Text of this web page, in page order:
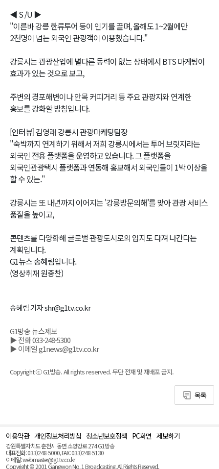
◀ S /U ▶
"이른바 강릉 한류투어 등이 인기를 끌며, 올해도 1~2월에만
2천명이 넘는 외국인 관광객이 이용했습니다."
강릉시는 관광산업에 별다른 동력이 없는 상태에서 BTS 마케팅이
효과가 있는 것으로 보고,
주변의 경포해변이나 안목 커피거리 등 주요 관광지와 연계한
홍보를 강화할 방침입니다.
[인터뷰] 김영래 강릉시 관광마케팅팀장
"숙박까지 연계하기 위해서 저희 강릉시에서는 투어 브릿지라는
외국인 전용 플랫폼을 운영하고 있습니다. 그 플랫폼을
외국인관광택시 플랫폼과 연동해 홍보해서 외국인들이 1박 이상을
할 수 있는."
강릉시는 또 내년까지 이어지는 '강릉방문의해'를 맞아 관광 서비스
품질을 높이고,
콘텐츠를 다양화해 글로벌 관광도시로의 입지도 다져 나간다는
계획입니다.
G1뉴스 송혜림입니다.
(영상취재 원종찬)
송혜림 기자 shr@g1tv.co.kr
G1방송 뉴스제보
▶ 전화 033-248-5300
▶ 이메일 g1news@g1tv.co.kr
Copyright ⓒ G1방송. All rights reserved. 무단 전재 및 재배포 금지.
목록
이용약관 개인정보처리방침 청소년보호정책 PC화면 제보하기
강원특별자치도 춘천시 동면 소양강로 274 G1방송
대표전화: 033)248-5000, FAX: 033)248-5130
이메일: webmaster@g1tv.co.kr
Copyright © 2001 Gangwon No. 1 Broadcasting. All Rights Reserved.